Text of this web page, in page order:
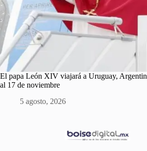
El papa León XIV viajará a Uruguay,
al 17 de noviembre
5 agosto, 2026